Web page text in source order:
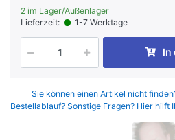
2 im Lager/Außenlager
Lieferzeit:
1-7 Werktage
In
Sie können einen Artikel nicht
Bestellablauf? Sonstige Fragen? Hier hilft